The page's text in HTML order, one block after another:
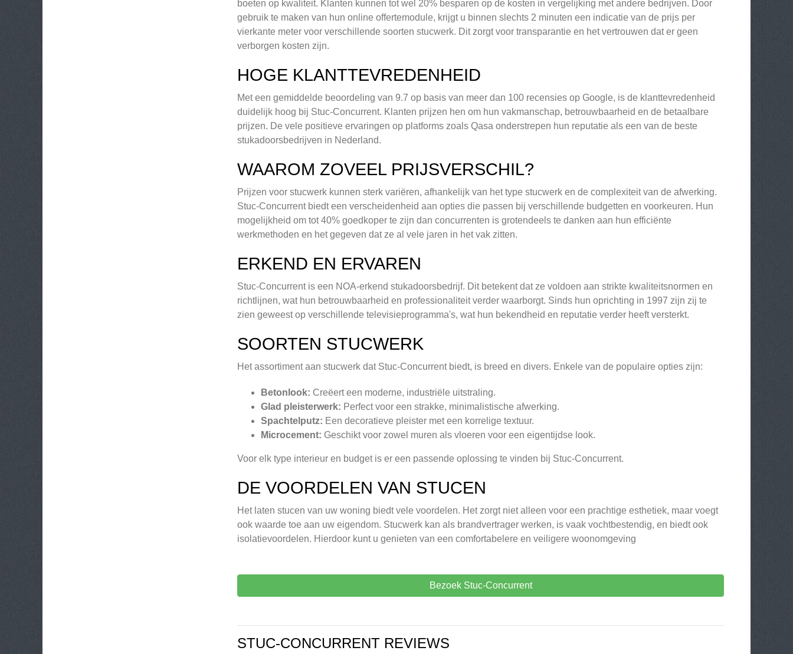
boeten op kwaliteit. Klanten kunnen tot wel 20% besparen op de kosten in vergelijking met andere bedrijven. Door
gebruik te maken van hun online offertemodule, krijgt u binnen slechts 2 minuten een indicatie van de prijs per
vierkante meter voor verschillende soorten stucwerk. Dit zorgt voor transparantie en het vertrouwen dat er geen
verborgen kosten zijn.
HOGE KLANTTEVREDENHEID
Met een gemiddelde beoordeling van 9.7 op basis van meer dan 100 recensies op Google, is de klanttevredenheid
duidelijk hoog bij Stuc-Concurrent. Klanten prijzen hen om hun vakmanschap, betrouwbaarheid en de betaalbare
prijzen. De vele positieve ervaringen op platforms zoals Qasa onderstrepen hun reputatie als een van de beste
stukadoorsbedrijven in Nederland.
WAAROM ZOVEEL PRIJSVERSCHIL?
Prijzen voor stucwerk kunnen sterk variëren, afhankelijk van het type stucwerk en de complexiteit van de afwerking.
Stuc-Concurrent biedt een verscheidenheid aan opties die passen bij verschillende budgetten en voorkeuren. Hun
mogelijkheid om tot 40% goedkoper te zijn dan concurrenten is grotendeels te danken aan hun efficiënte
werkmethoden en het gegeven dat ze al vele jaren in het vak zitten.
ERKEND EN ERVAREN
Stuc-Concurrent is een NOA-erkend stukadoorsbedrijf. Dit betekent dat ze voldoen aan strikte kwaliteitsnormen en
richtlijnen, wat hun betrouwbaarheid en professionaliteit verder waarborgt. Sinds hun oprichting in 1997 zijn zij te
zien geweest op verschillende televisieprogramma's, wat hun bekendheid en reputatie verder heeft versterkt.
SOORTEN STUCWERK
Het assortiment aan stucwerk dat Stuc-Concurrent biedt, is breed en divers. Enkele van de populaire opties zijn:
Betonlook: Creëert een moderne, industriële uitstraling.
Glad pleisterwerk: Perfect voor een strakke, minimalistische afwerking.
Spachtelputz: Een decoratieve pleister met een korrelige textuur.
Microcement: Geschikt voor zowel muren als vloeren voor een eigentijdse look.
Voor elk type interieur en budget is er een passende oplossing te vinden bij Stuc-Concurrent.
DE VOORDELEN VAN STUCEN
Het laten stucen van uw woning biedt vele voordelen. Het zorgt niet alleen voor een prachtige esthetiek, maar voegt
ook waarde toe aan uw eigendom. Stucwerk kan als brandvertrager werken, is vaak vochtbestendig, en biedt ook
isolatievoordelen. Hierdoor kunt u genieten van een comfortabelere en veiligere woonomgeving
Bezoek Stuc-Concurrent
STUC-CONCURRENT REVIEWS